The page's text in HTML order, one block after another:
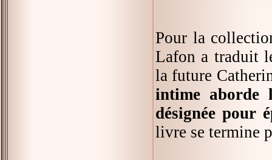
Pour la
Lafon a traduit
la future
intime aborde
désignée pour
livre se termine